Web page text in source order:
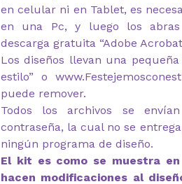
en celular ni en Tablet, es
en una Pc, y luego los
descarga gratuita “Adobe
Los diseños llevan una
estilo” o
puede remover.
Todos los archivos se
contraseña, la cual no se
ningún programa de diseño.
El kit es como se muestra
hacen modificaciones al